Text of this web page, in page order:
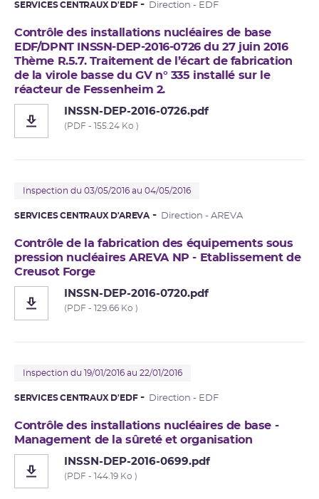
SERVICES CENTRAUX D'EDF Direction - EDF
Contrôle des installations nucléaires de base
EDF/DPNT INSSN-DEP-2016-0726 du 27 juin 2016
Thème R.5.7. Traitement de l’écart de fabrication
de la virole basse du GV n° 335 installé sur le
réacteur de Fessenheim 2.
INSSN-DEP-2016-0726.pdf
(PDF - 155.24 Ko )
Inspection du 03/05/2016 au 04/05/2016
SERVICES CENTRAUX D'AREVA Direction - AREVA
Contrôle de la fabrication des équipements sous
pression nucléaires AREVA NP - Etablissement de
Creusot Forge
INSSN-DEP-2016-0720.pdf
(PDF - 129.66 Ko )
Inspection du 19/01/2016 au 22/01/2016
SERVICES CENTRAUX D'EDF Direction - EDF
Contrôle des installations nucléaires de base -
Management de la sûreté et organisation
INSSN-DEP-2016-0699.pdf
(PDF - 144.19 Ko )